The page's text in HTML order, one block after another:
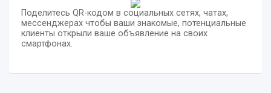
Поделитесь QR-кодом в социальных сетях, чатах,
мессенджерах чтобы ваши знакомые, потенциальные
клиенты открыли ваше объявление на своих
смартфонах.